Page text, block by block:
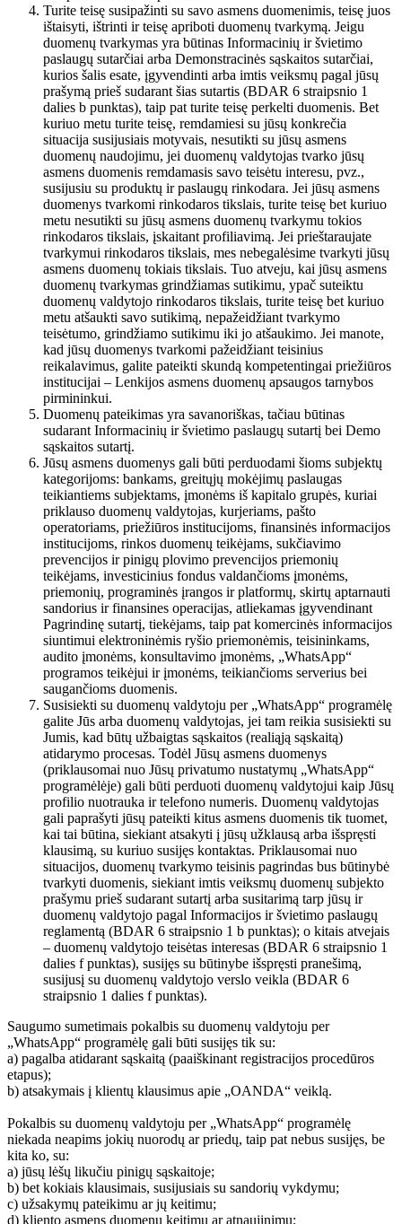
Turite teisę susipažinti su savo asmens duomenimis, teisę juos
ištaisyti, ištrinti ir teisę apriboti duomenų tvarkymą. Jeigu
duomenų tvarkymas yra būtinas Informacinių ir švietimo
paslaugų sutarčiai arba Demonstracinės sąskaitos sutarčiai,
kurios šalis esate, įgyvendinti arba imtis veiksmų pagal jūsų
prašymą prieš sudarant šias sutartis (BDAR 6 straipsnio 1
dalies b punktas), taip pat turite teisę perkelti duomenis. Bet
kuriuo metu turite teisę, remdamiesi su jūsų konkrečia
situacija susijusiais motyvais, nesutikti su jūsų asmens
duomenų naudojimu, jei duomenų valdytojas tvarko jūsų
asmens duomenis remdamasis savo teisėtu interesu, pvz.,
susijusiu su produktų ir paslaugų rinkodara. Jei jūsų asmens
duomenys tvarkomi rinkodaros tikslais, turite teisę bet kuriuo
metu nesutikti su jūsų asmens duomenų tvarkymu tokios
rinkodaros tikslais, įskaitant profiliavimą. Jei prieštaraujate
tvarkymui rinkodaros tikslais, mes nebegalėsime tvarkyti jūsų
asmens duomenų tokiais tikslais. Tuo atveju, kai jūsų asmens
duomenų tvarkymas grindžiamas sutikimu, ypač suteiktu
duomenų valdytojo rinkodaros tikslais, turite teisę bet kuriuo
metu atšaukti savo sutikimą, nepažeidžiant tvarkymo
teisėtumo, grindžiamo sutikimu iki jo atšaukimo. Jei manote,
kad jūsų duomenys tvarkomi pažeidžiant teisinius
reikalavimus, galite pateikti skundą kompetentingai priežiūros
institucijai – Lenkijos asmens duomenų apsaugos tarnybos
pirmininkui.
Duomenų pateikimas yra savanoriškas, tačiau būtinas
sudarant Informacinių ir švietimo paslaugų sutartį bei Demo
sąskaitos sutartį.
Jūsų asmens duomenys gali būti perduodami šioms subjektų
kategorijoms: bankams, greitųjų mokėjimų paslaugas
teikiantiems subjektams, įmonėms iš kapitalo grupės, kuriai
priklauso duomenų valdytojas, kurjeriams, pašto
operatoriams, priežiūros institucijoms, finansinės informacijos
institucijoms, rinkos duomenų teikėjams, sukčiavimo
prevencijos ir pinigų plovimo prevencijos priemonių
teikėjams, investicinius fondus valdančioms įmonėms,
priemonių, programinės įrangos ir platformų, skirtų aptarnauti
sandorius ir finansines operacijas, atliekamas įgyvendinant
Pagrindinę sutartį, tiekėjams, taip pat komercinės informacijos
siuntimui elektroninėmis ryšio priemonėmis, teisininkams,
audito įmonėms, konsultavimo įmonėms, „WhatsApp“
programos teikėjui ir įmonėms, teikiančioms serverius bei
saugančioms duomenis.
Susisiekti su duomenų valdytoju per „WhatsApp“ programėlę
galite Jūs arba duomenų valdytojas, jei tam reikia susisiekti su
Jumis, kad būtų užbaigtas sąskaitos (realiąją sąskaitą)
atidarymo procesas. Todėl Jūsų asmens duomenys
(priklausomai nuo Jūsų privatumo nustatymų „WhatsApp“
programėlėje) gali būti perduoti duomenų valdytojui kaip Jūsų
profilio nuotrauka ir telefono numeris. Duomenų valdytojas
gali paprašyti jūsų pateikti kitus asmens duomenis tik tuomet,
kai tai būtina, siekiant atsakyti į jūsų užklausą arba išspręsti
klausimą, su kuriuo susijęs kontaktas. Priklausomai nuo
situacijos, duomenų tvarkymo teisinis pagrindas bus būtinybė
tvarkyti duomenis, siekiant imtis veiksmų duomenų subjekto
prašymu prieš sudarant sutartį arba susitarimą tarp jūsų ir
duomenų valdytojo pagal Informacijos ir švietimo paslaugų
reglamentą (BDAR 6 straipsnio 1 b punktas); o kitais atvejais
– duomenų valdytojo teisėtas interesas (BDAR 6 straipsnio 1
dalies f punktas), susijęs su būtinybe išspręsti pranešimą,
susijusį su duomenų valdytojo verslo veikla (BDAR 6
straipsnio 1 dalies f punktas).
Saugumo sumetimais pokalbis su duomenų valdytoju per
„WhatsApp“ programėlę gali būti susijęs tik su:
a) pagalba atidarant sąskaitą (paaiškinant registracijos procedūros
etapus);
b) atsakymais į klientų klausimus apie „OANDA“ veiklą.
Pokalbis su duomenų valdytoju per „WhatsApp“ programėlę
niekada neapims jokių nuorodų ar priedų, taip pat nebus susijęs, be
kita ko, su:
a) jūsų lėšų likučiu pinigų sąskaitoje;
b) bet kokiais klausimais, susijusiais su sandorių vykdymu;
c) užsakymų pateikimu ar jų keitimu;
d) kliento asmens duomenų keitimu ar atnaujinimu;